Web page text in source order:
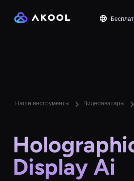
Наши инструменты Видеоаватары
Display Ai